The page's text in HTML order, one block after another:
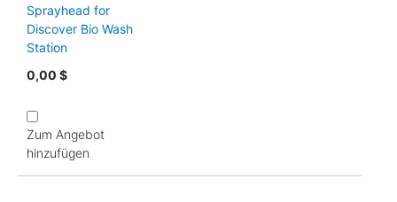
Sprayhead for
Discover Bio Wash
Station
0,00 $
Zum Angebot
hinzufügen